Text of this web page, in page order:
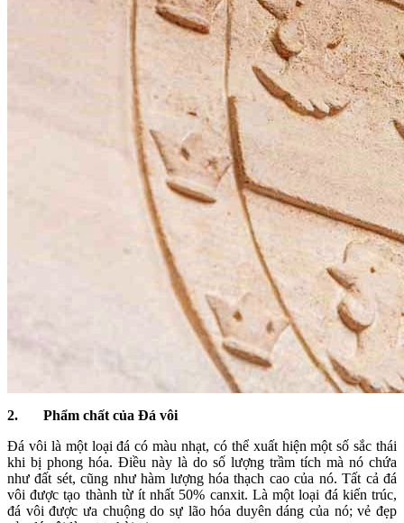
2. Phẩm chất của Đá vôi
Đá vôi là một loại đá có màu nhạt, có thể xuất hiện một số sắc thái
khi bị phong hóa. Điều này là do số lượng trầm tích mà nó chứa
như đất sét, cũng như hàm lượng hóa thạch cao của nó. Tất cả đá
vôi được tạo thành từ ít nhất 50% canxit. Là một loại đá kiến ​​trúc,
đá vôi được ưa chuộng do sự lão hóa duyên dáng của nó; vẻ đẹp